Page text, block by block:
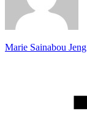
Marie Sainabou Jeng